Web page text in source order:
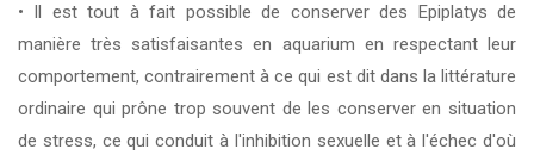
• Il est tout à fait possible de conserver des Epiplatys de
manière très satisfaisantes en aquarium en respectant leur
comportement, contrairement à ce qui est dit dans la littérature
ordinaire qui prône trop souvent de les conserver en situation
de stress, ce qui conduit à l'inhibition sexuelle et à l'échec d'où